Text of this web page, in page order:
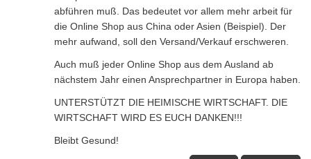
abführen muß. Das bedeutet vor allem mehr arbeit für
die Online Shop aus China oder Asien (Beispiel). Der
mehr aufwand, soll den Versand/Verkauf erschweren.
Auch muß jeder Online Shop aus dem Ausland ab
nächstem Jahr einen Ansprechpartner in Europa haben.
UNTERSTÜTZT DIE HEIMISCHE WIRTSCHAFT. DIE
WIRTSCHAFT WIRD ES EUCH DANKEN!!!
Bleibt Gesund!